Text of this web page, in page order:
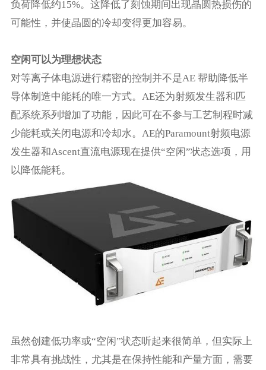
负荷降低约15%。这降低了刻蚀期间出现晶圆热损伤的
可能性，并使晶圆的冷却变得更加容易。
空闲可以为理想状态
对等离子体电源进行精密的控制并不是AE 帮助降低半
导体制造中能耗的唯一方式。 AE还为射频发生器和匹
配系统系列增加了功能，因此可在不参与工艺制程时减
少能耗或关闭电源和冷却水。AE的Paramount射频电源
发生器和Ascent直流电源现在提供“空闲”状态选项，用
以降低能耗。
虽然创建低功率或“空闲”状态听起来很简单，但实际上
非常具有挑战性，尤其是在保持性能和产量方面，需要